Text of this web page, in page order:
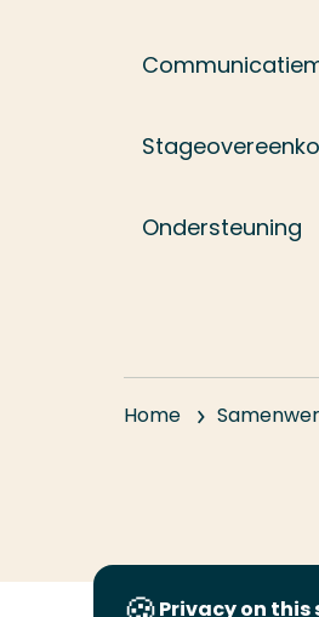
Ondersteuning
Home
Privacy on this